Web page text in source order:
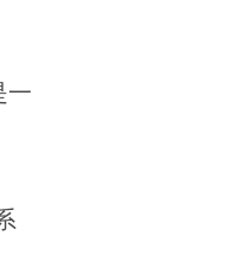
一